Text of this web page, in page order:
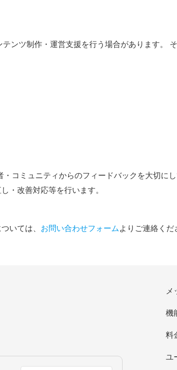
ンツ制作・運営支援を行う場合があります。
コミュニティからのフィードバックを大切にし
・改善対応等を行います。
いては、 お問い合わせフォームよりご連絡く
メ
機
料
ユ